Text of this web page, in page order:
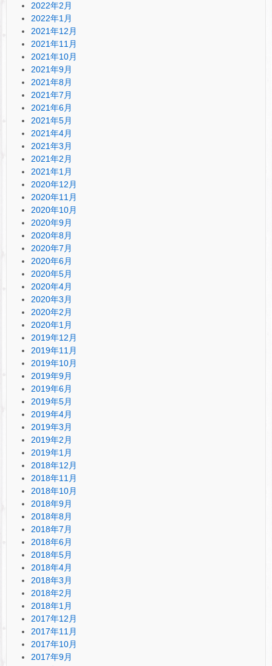
2022年2月
2022年1月
2021年12月
2021年11月
2021年10月
2021年9月
2021年8月
2021年7月
2021年6月
2021年5月
2021年4月
2021年3月
2021年2月
2021年1月
2020年12月
2020年11月
2020年10月
2020年9月
2020年8月
2020年7月
2020年6月
2020年5月
2020年4月
2020年3月
2020年2月
2020年1月
2019年12月
2019年11月
2019年10月
2019年9月
2019年6月
2019年5月
2019年4月
2019年3月
2019年2月
2019年1月
2018年12月
2018年11月
2018年10月
2018年9月
2018年8月
2018年7月
2018年6月
2018年5月
2018年4月
2018年3月
2018年2月
2018年1月
2017年12月
2017年11月
2017年10月
2017年9月